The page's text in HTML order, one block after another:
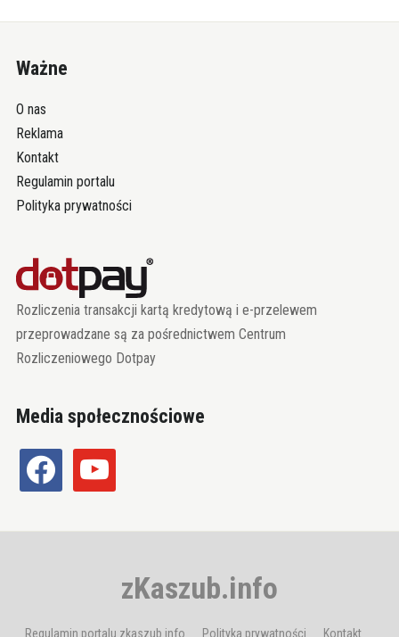
Ważne
O nas
Reklama
Kontakt
Regulamin portalu
Polityka prywatności
Rozliczenia transakcji kartą kredytową i e-przelewem
przeprowadzane są za pośrednictwem Centrum
Rozliczeniowego Dotpay
Media społecznościowe
facebook youtube
zKaszub.info
Regulamin portalu zkaszub.info Polityka prywatności Kontakt